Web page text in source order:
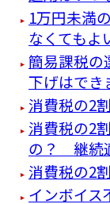
1万円未満
なくてもよ
簡易課税の
下げはでき
消費税の2
消費税の2
の？ 継続
消費税の2
インボイス